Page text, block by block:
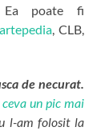
Ea poate fi
, CLB,
de necurat.
un pic mai
l-am folosit la